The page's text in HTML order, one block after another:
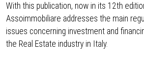
With this publication, now in its 12th
Assoimmobiliare addresses the main
issues concerning investment and
the Real Estate industry in Italy.